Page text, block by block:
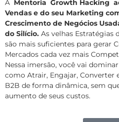
A Mentoria Growth Hacking
Vendas e do seu Marketing
Crescimento de Negócios
do Silício. As velhas Estratégias
são mais suficientes para gerar
Mercados cada vez mais
Nessa imersão, você vai
como Atrair, Engajar, Converter
B2B de forma dinâmica, sem
aumento de seus custos.